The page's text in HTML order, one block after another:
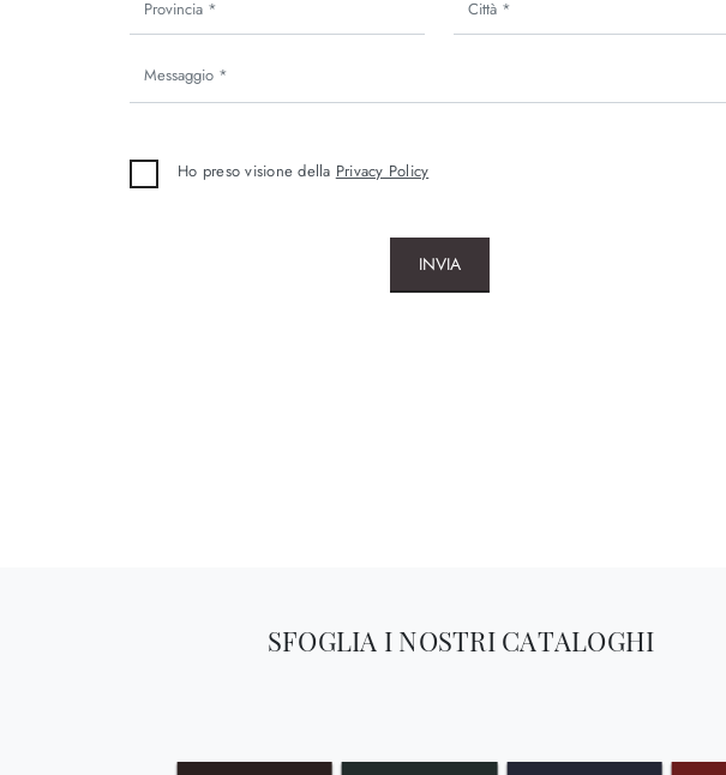
Ho preso visione della Privacy Policy
INVIA
SFOGLIA I NOSTRI CATALOGHI